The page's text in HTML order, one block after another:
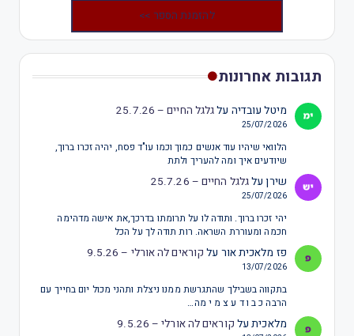
להזמנת הספר >>
תגובות אחרונות
מיטל עובדיה עלגלגל החיים – 25.7.26
25/07/2026
הלוואי שיהיו עוד אנשים כמוך וכמו עו"ד פסח, יהיה זכרו ברוך,
שיודעים איך ומה להעריך ולתת
שירןעלגלגל החיים – 25.7.26
25/07/2026
יהי זכרו ברוך. ותודה לו על תרומתו בדרכך,את אישה מדהימה
חכמה ומעוררת השראה. רות תודה לך על הכל
פז מלאכית אור על קוראים לה אורלי – 9.5.26
13/07/2026
בתקווה בשבילך שהתגרשת ממנו ניצלת ותהני מכול יום בחייך עם
הרבה כ ב ו ד ע צ מ י מה…
מלאכיתעל קוראים לה אורלי – 9.5.26